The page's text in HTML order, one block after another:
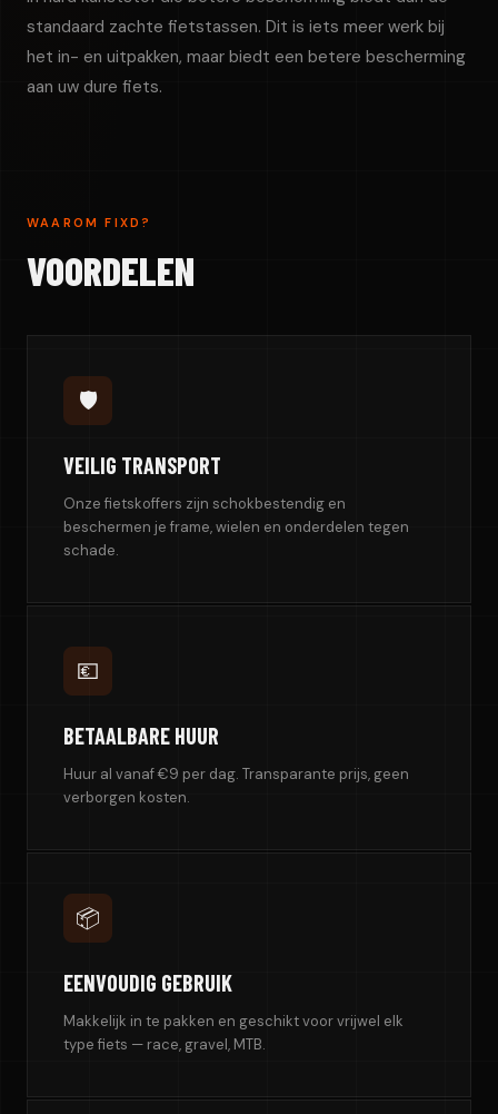
standaard zachte fietstassen. Dit is iets meer werk bij
het in- en uitpakken, maar biedt een betere bescherming
aan uw dure fiets.
WAAROM FIXD?
VOORDELEN
🛡️
VEILIG TRANSPORT
Onze fietskoffers zijn schokbestendig en
beschermen je frame, wielen en onderdelen tegen
schade.
💶
BETAALBARE HUUR
Huur al vanaf €9 per dag. Transparante prijs, geen
verborgen kosten.
📦
EENVOUDIG GEBRUIK
Makkelijk in te pakken en geschikt voor vrijwel elk
type fiets — race, gravel, MTB.